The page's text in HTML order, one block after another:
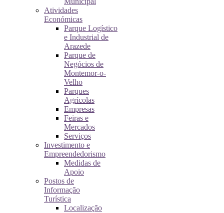
Atividades
Económicas
Parque Logístico
e Industrial de
Arazede
Parque de
Negócios de
Montemor-o-
Velho
Parques
Agrícolas
Empresas
Feiras e
Mercados
Serviços
Investimento e
Empreendedorismo
Medidas de
Apoio
Postos de
Informação
Turística
Localização